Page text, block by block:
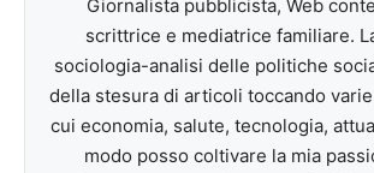
Giornalista pubblicista, Web
scrittrice e mediatrice familiare.
sociologia-analisi delle politiche
della stesura di articoli toccando
cui economia, salute, tecnologia,
modo posso coltivare la mia